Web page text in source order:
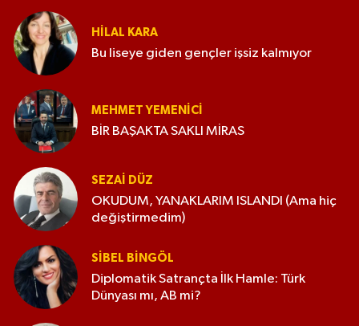
HILAL KARA
Bu liseye giden gençler işsiz kalmıyor
MEHMET YEMENICI
BİR BAŞAKTA SAKLI MİRAS
SEZAI DÜZ
OKUDUM, YANAKLARIM ISLANDI (Ama hiç
değiştirmedim)
SIBEL BINGÖL
Diplomatik Satrançta İlk Hamle: Türk
Dünyası mı, AB mi?